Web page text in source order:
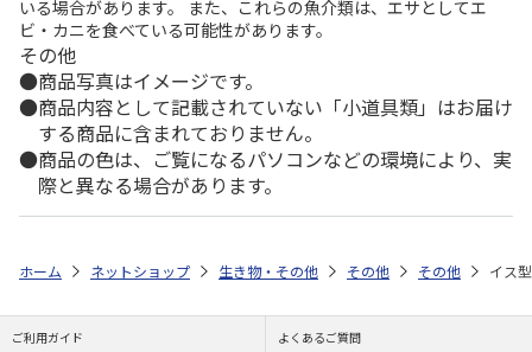
いる場合があります。 また、これらの魚介類は、エサとしてエ
ビ・カニを食べている可能性があります。
その他
商品写真はイメージです。
商品内容として記載されていない「小道具類」はお届け
する商品に含まれておりません。
商品の色は、ご覧になるパソコンなどの環境により、実
際と異なる場合があります。
ホーム ネットショップ 生き物・その他 その他 その他 イス
ご利用ガイド よくあるご質問